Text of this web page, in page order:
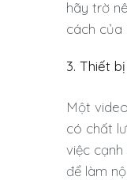
hãy trờ
cách của
3. Thiết
Một
có chất
việc
để làm